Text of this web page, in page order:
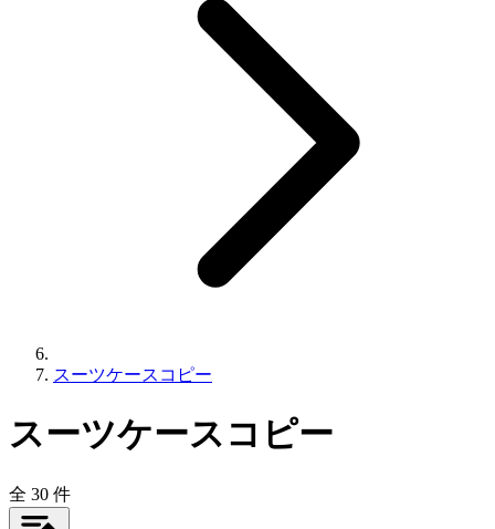
スーツケースコピー
スーツケースコピー
全 30 件